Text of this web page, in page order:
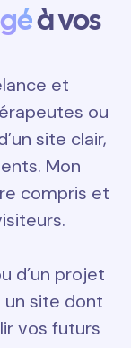
à vos
et
ou
site clair,
Mon
compris et
d’un projet
un site dont
vos futurs